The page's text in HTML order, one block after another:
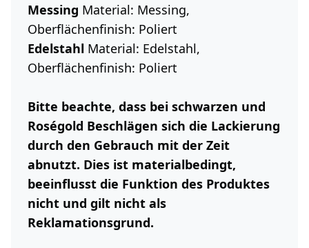
Messing Material: Messing,
Oberflächenfinish: Poliert
Edelstahl Material: Edelstahl,
Oberflächenfinish: Poliert
Bitte beachte, dass bei schwarzen und
Roségold Beschlägen sich die Lackierung
durch den Gebrauch mit der Zeit
abnutzt. Dies ist materialbedingt,
beeinflusst die Funktion des Produktes
nicht und gilt nicht als
Reklamationsgrund.